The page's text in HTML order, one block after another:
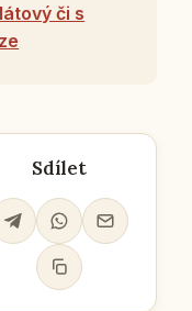
či s
Sdílet